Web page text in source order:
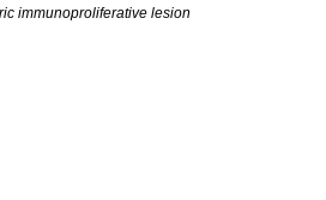
immunoproliferative lesion